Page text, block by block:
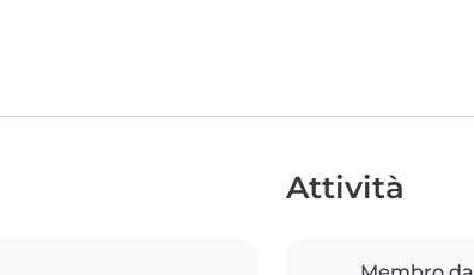
Attività